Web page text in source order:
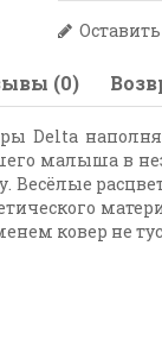
(0)
Delta
малыша в
ковер не